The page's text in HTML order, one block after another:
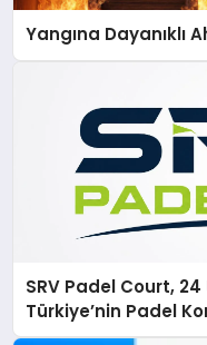
Yangına Dayanıklı
SRV Padel Court,
Türkiye’nin Padel